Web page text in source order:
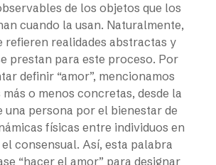
de los objetos que los
cuando la usan. Naturalmente,
refieren realidades abstractas y
prestan para este proceso. Por
definir “amor”, mencionamos
o menos concretas, desde la
una persona por el bienestar de
físicas entre individuos en
consensual. Así, esta palabra
“hacer el amor” para designar